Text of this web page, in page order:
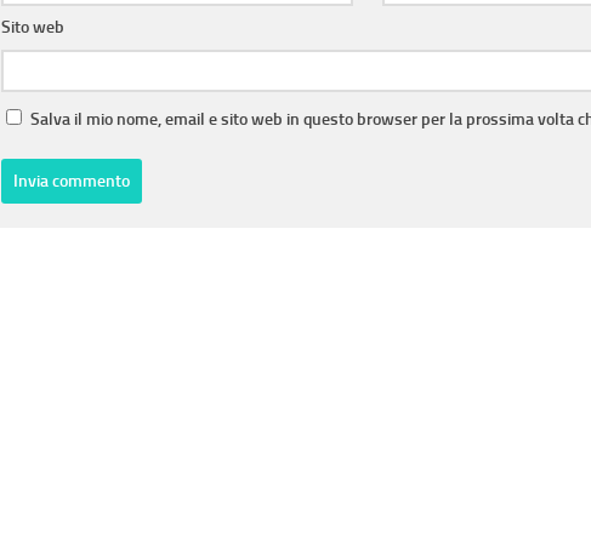
Sito web
Salva il mio nome, email e sito web in questo browser per la prossima volta